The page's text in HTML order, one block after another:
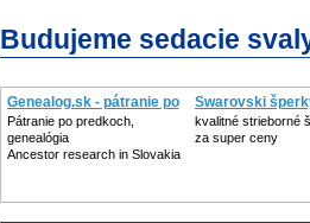
Budujeme sedacie
Genealog.sk - pátranie po
Pátranie po predkoch,
genealógia
Ancestor research in Slovakia
Swarovski
kvalitné strieborné
za super ceny